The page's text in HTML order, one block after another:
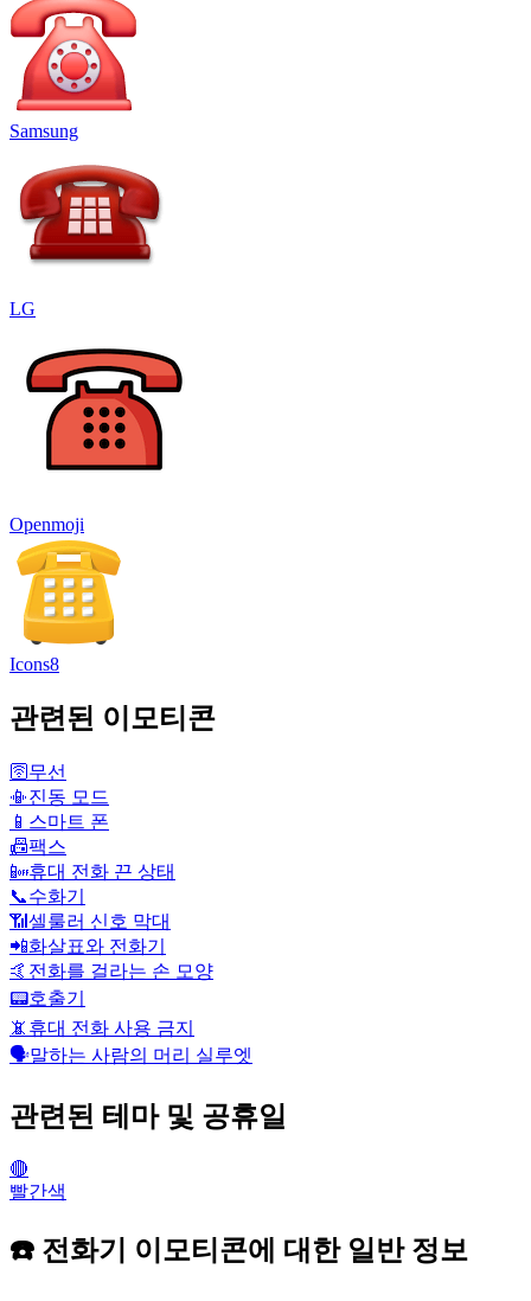
Samsung
LG
Openmoji
Icons8
관련된 이모티콘
🛜 무선
📳진동 모드
📱 스마트 폰
📠팩스
📴휴대 전화 끈 상태
📞수화기
📶 셀룰러 신호 막대
📲화살표와 전화기
🤙 전화를 걸라는 손 모양
📟호출기
📵 휴대 전화 사용 금지
🗣️말하는 사람의 머리 실루엣
관련된 테마 및 공휴일
🔴
빨간색
☎️ 전화기 이모티콘에 대한 일반 정보